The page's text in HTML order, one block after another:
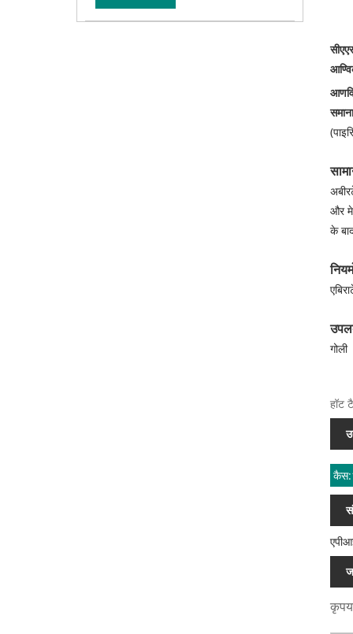
और
के
गोली
हॉट